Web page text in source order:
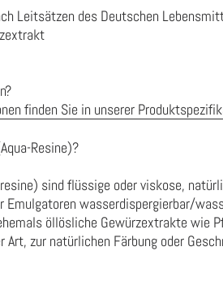
Leitsätzen des Deutschen
finden Sie in unserer
Resine)?
sind flüssige oder viskose,
Emulgatoren wasserdispergierbar/
öllösliche Gewürzextrakte wie
zur natürlichen Färbung oder